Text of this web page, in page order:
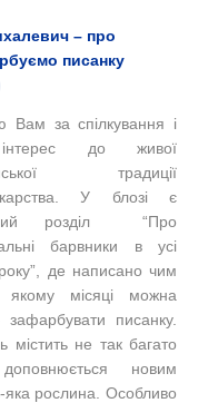
– про
писанку
Вам за спілкування і
до живої
традиції
У блозі є
розділ “Про
барвники в усі
де написано чим
місяці можна
зафарбувати писанку.
містить не так багато
новим
яка рослина. Особливо